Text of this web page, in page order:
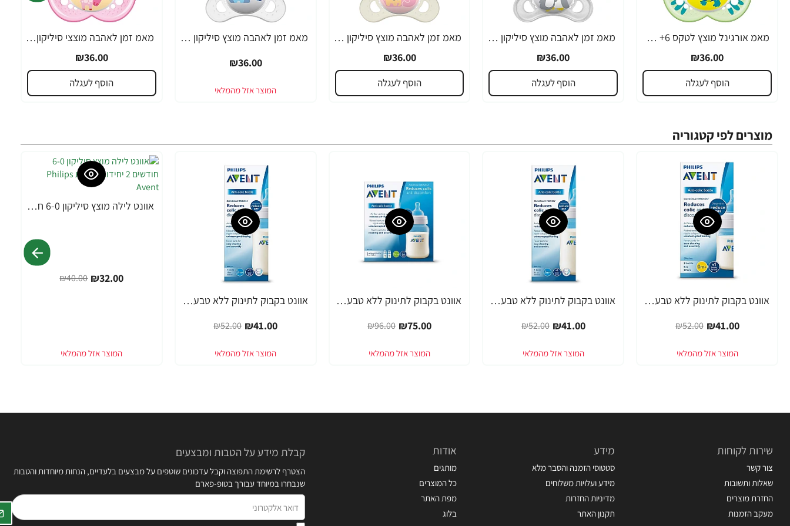
מאמ אורגינל מוצץ לטקס 6+ תכלת - 2 יחידות - מבית MAM
₪36.00
הוסף לעגלה
מאמ זמן לאהבה מוצץ סיליקון 0-6 אפור - 2 יחידות - מבית MAM
₪36.00
הוסף לעגלה
מאמ זמן לאהבה מוצץ סיליקון 0-6 ורוד - 2 יחידות - מבית MAM
₪36.00
הוסף לעגלה
מאמ זמן לאהבה מוצץ סיליקון 0-6 תכלת - 2 יחידות - מבית MAM
₪36.00
מאמ זמן לאהבה מוצצי סיליקון 6+ חודשים ורוד - 2 יחידות - מבית MAM
₪36.00
הוסף לעגלה
מוצרים לפי קטגוריה
-21%
אוונט בקבוק לתינוק ללא טבעת 125 מ"ל (0 חודש+) 1 יחידה - מבית Philips Avent
₪41.00
₪52.00
-21%
אוונט בקבוק לתינוק ללא טבעת 260 מ"ל (1 חודש+) 1 יחידה - מבית Philips Avent
₪41.00
₪52.00
-22%
אוונט בקבוק לתינוק ללא טבעת 260 מ"ל ליחידה (1 חודש+) 2 יחידות - מבית Philips Avent
₪75.00
₪96.00
-21%
אוונט בקבוק לתינוק ללא טבעת 330 מ"ל (3 חודש+) 1 יחידה - מבית Philips Avent
₪41.00
₪52.00
-20% אוונט לילה מוצץ סיליקון 6-0 חודשים 2 יחידות - מבית Philips Avent
₪32.00
₪40.00
שירות לקוחות
צור קשר
שאלות ותשובות
החזרת מוצרים
מעקב הזמנות
מידע
סטטוסי הזמנה והסבר מלא
מידע ועלויות משלוחים
מדיניות החזרות
תקנון האתר
אודות
מותגים
כל המוצרים
מפת האתר
בלוג
קבלת מידע על הטבות ומבצעים
הצטרף לרשימת התפוצה וקבל עדכונים שוטפים על מבצעים בלעדיים, הנחות מיוחדות והטבות
שנבחרו במיוחד עבורך בטופ-פארם
אלקטרוני